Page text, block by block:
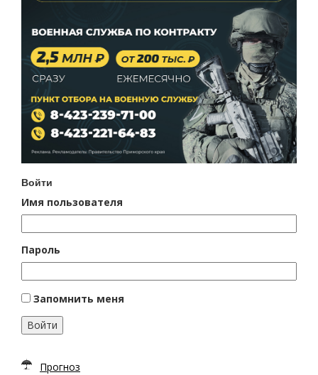
Войти
Имя пользователя
Пароль
Запомнить меня
Войти
Прогноз